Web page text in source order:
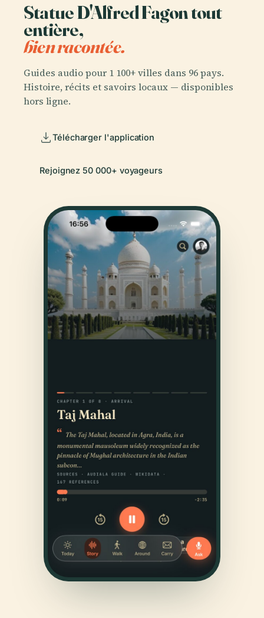
Statue D'Alfred Fagon tout
entière,
bien racontée.
Guides audio pour 1 100+ villes dans 96 pays.
Histoire, récits et savoirs locaux — disponibles
hors ligne.
Télécharger l'application
Rejoignez 50 000+ voyageurs